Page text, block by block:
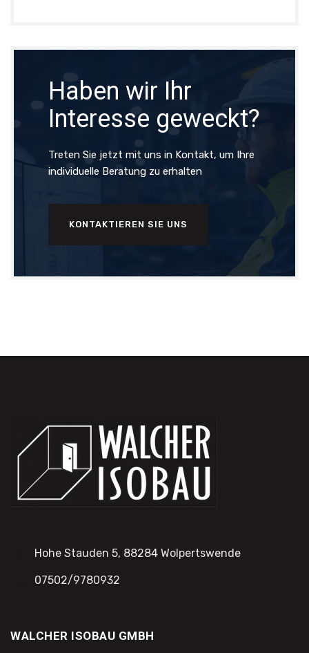
Haben wir Ihr
Interesse geweckt?
Treten Sie jetzt mit uns in Kontakt, um Ihre
individuelle Beratung zu erhalten
KONTAKTIEREN SIE UNS
Hohe Stauden 5, 88284 Wolpertswende
07502/9780932
WALCHER ISOBAU GMBH